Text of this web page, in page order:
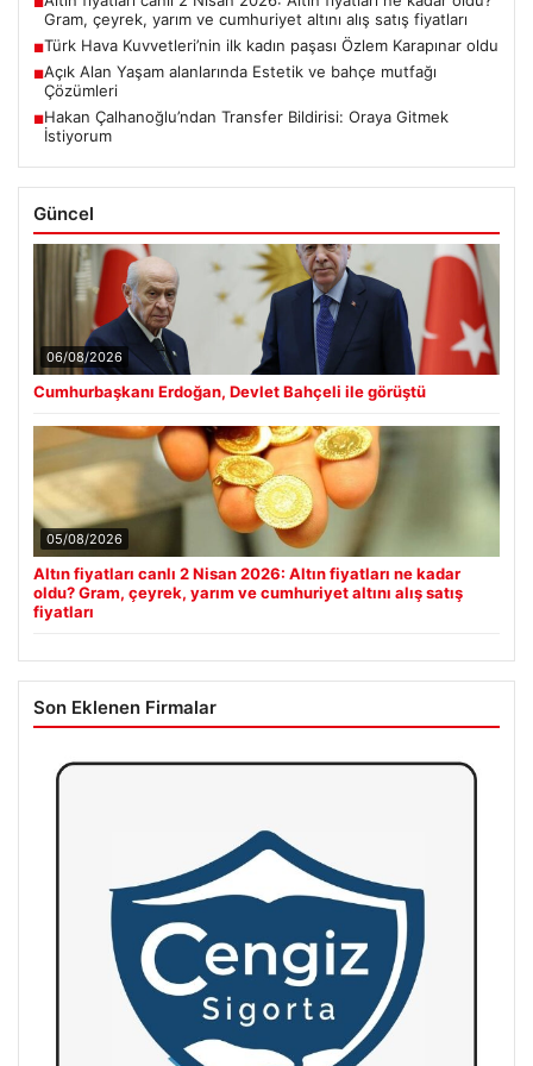
Çözümleri
■Hakan Çalhanoğlu’ndan Transfer Bildirisi: Oraya Gitmek
İstiyorum
Güncel
06/08/2026
Cumhurbaşkanı Erdoğan, Devlet Bahçeli ile görüştü
05/08/2026
Altın fiyatları canlı 2 Nisan 2026: Altın fiyatları ne kadar
oldu? Gram, çeyrek, yarım ve cumhuriyet altını alış satış
fiyatları